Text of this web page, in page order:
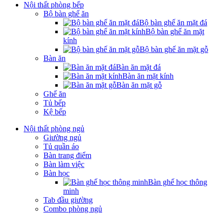
Nội thất phòng bếp
Bộ bàn ghế ăn
Bộ bàn ghế ăn mặt đá
Bộ bàn ghế ăn mặt
kính
Bộ bàn ghế ăn mặt gỗ
Bàn ăn
Bàn ăn mặt đá
Bàn ăn mặt kính
Bàn ăn mặt gỗ
Ghế ăn
Tủ bếp
Kệ bếp
Nội thất phòng ngủ
Giường ngủ
Tủ quần áo
Bàn trang điểm
Bàn làm việc
Bàn học
Bàn ghế học thông
minh
Tab đầu giường
Combo phòng ngủ